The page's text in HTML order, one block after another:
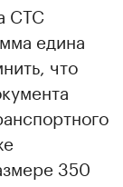
СТС
едина
что
350